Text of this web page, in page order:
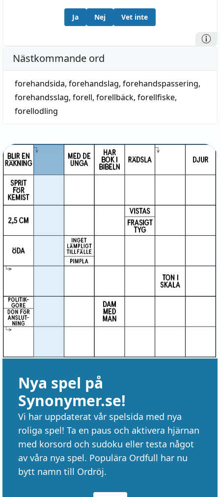
Ja Nej Vet inte
Nästkommande ord
forehandsida, forehandslag, forehandspassering,
forehandsslag, forell, forellbäck, forellfiske,
forellodling
Nya spel på
Synonymer.se!
Vi har uppdaterat vår spelsida med nya
roliga spel! Ta en paus och aktivera hjärnan
med korsord och sudoku eller testa något
av våra nya spel. Populära Ordfull har nu
bytt namn till Ordröj.